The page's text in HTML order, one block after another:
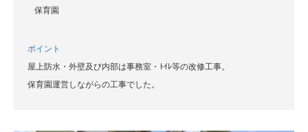
保育園
ポイント
屋上防水・外壁及び内部は事務室・ﾄｲﾚ等の改修工事。
保育園運営しながらの工事でした。